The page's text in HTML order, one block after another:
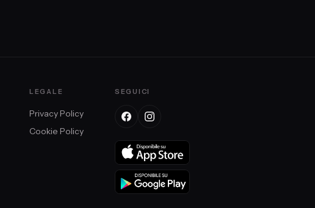
LEGALE
Privacy Policy
Cookie Policy
SEGUICI